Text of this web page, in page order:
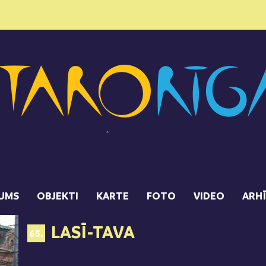
OBJEKTI KARTE FOTO VIDEO
65. LASĪ-TAVA